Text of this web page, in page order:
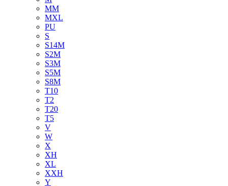
MM
MXL
PU
S
S14M
S2M
S3M
S5M
S8M
T10
T2
T20
T5
V
W
X
XH
XL
XXH
Y